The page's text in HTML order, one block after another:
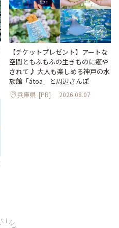
【チケットプレゼント】アートな
空間ともふもふの生きものに癒や
されて♪ 大人も楽しめる神戸の水
族館「átoa」と周辺さんぽ
兵庫県 [PR] 2026.08.07